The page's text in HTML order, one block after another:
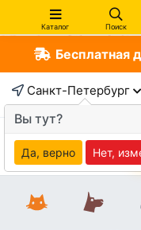
Каталог Поиск
Бесплатная
Санкт-Петербург
Вы тут?
Да, верно Нет,